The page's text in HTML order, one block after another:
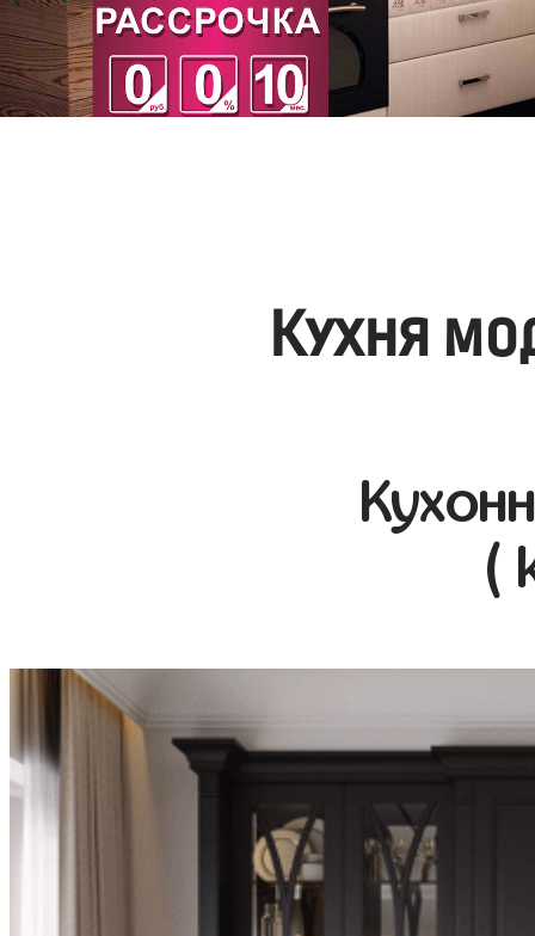
Кухня
(